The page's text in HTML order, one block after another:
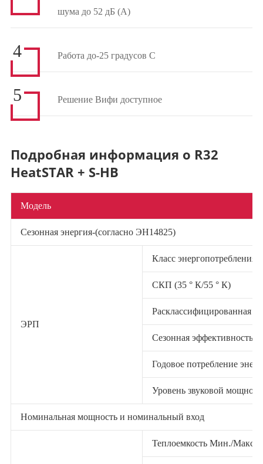
шума до 52 дБ (A)
4 Работа до-25 градусов C
5 Решение Вифи доступное
Подробная информация о R32
HeatSTAR + S-HB
Модель
Сезонная энергия-(согласно ЭН14825)
ЭРП
Класс
СКП (35 ° К/55 ° К)
Расклассифицированная
Сезонная эффективность
Годовое потребление
Уровень звуковой
Номинальная мощность и номинальный вход
Теплоемкость Мин./Макс